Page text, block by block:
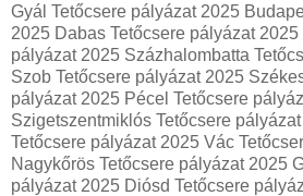
Gyál Tetőcsere pályázat 2025
2025 Dabas Tetőcsere pályázat
pályázat 2025 Százhalombatta
Szob Tetőcsere pályázat 2025
pályázat 2025 Pécel Tetőcsere
Szigetszentmiklós Tetőcsere
Tetőcsere pályázat 2025 Vác
Nagykőrös Tetőcsere pályázat 2025
pályázat 2025 Diósd Tetőcsere